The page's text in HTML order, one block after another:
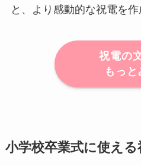
と、より感動的な祝電を作
祝電の
もっと
小学校卒業式に使え